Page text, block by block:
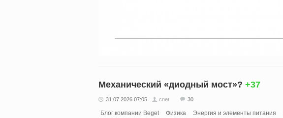
Механический «диодный мост»? +37
31.07.2026 07:05 cnet 30
Блог компании Beget Физика Энергия и элементы питания